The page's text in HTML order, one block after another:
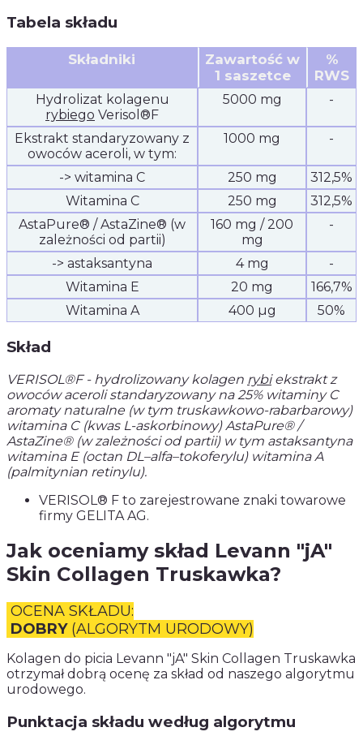
Tabela składu
Składniki
Zawartość w
1 saszetce
%
RWS
Hydrolizat kolagenu
rybiego Verisol®F
5000 mg -
Ekstrakt standaryzowany z
owoców aceroli, w tym:
1000 mg -
-> witamina C 250 mg
312,5%
Witamina C
250 mg
312,5%
AstaPure® / AstaZine® (w
zależności od partii)
160 mg / 200
mg
-
-> astaksantyna 4 mg
-
Witamina E
20 mg
166,7%
Witamina A
400 µg 50%
Skład
VERISOL®F - hydrolizowany kolagen rybiekstrakt z
owoców aceroli standaryzowany na 25% witaminy C
aromaty naturalne (w tym truskawkowo-rabarbarowy)
witamina C (kwas L-askorbinowy) AstaPure® /
AstaZine® (w zależności od partii) w tym astaksantyna
witamina E (octan DL–alfa–tokoferylu) witamina A
(palmitynian retinylu).
VERISOL® F to zarejestrowane znaki towarowe
firmy GELITA AG.
Jak oceniamy skład Levann "jA"
Skin Collagen Truskawka?
OCENA SKŁADU:
DOBRY(ALGORYTM URODOWY)
Kolagen do picia Levann "jA" Skin Collagen Truskawka
otrzymał dobrą ocenę za skład od naszego algorytmu
urodowego.
Punktacja składu według algorytmu